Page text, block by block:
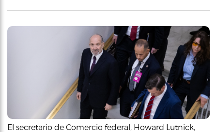
El secretario de Comercio federal, Howard Lutnick,